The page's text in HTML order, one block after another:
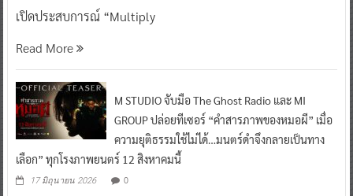
เปิดประสบการณ์ “Multiply
Read More
M STUDIO จับมือ The Ghost Radio และ MI
GROUP ปล่อยทีเซอร์ “คำสารภาพของหมอผี” เมื่อ
ความยุติธรรมใช้ไม่ได้…มนตร์ดำจึงกลายเป็นทาง
เลือก” ทุกโรงภาพยนตร์ 12 สิงหาคมนี้
17 มิถุนายน 2026 0